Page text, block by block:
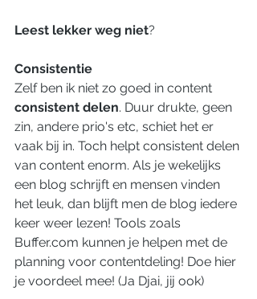
Leest lekker weg niet?
Consistentie
Zelf ben ik niet zo goed in content
consistent delen. Duur drukte, geen
zin, andere prio's etc, schiet het er
vaak bij in. Toch helpt consistent delen
van content enorm. Als je wekelijks
een blog schrijft en mensen vinden
het leuk, dan blijft men de blog iedere
keer weer lezen! Tools zoals
Buffer.com kunnen je helpen met de
planning voor contentdeling! Doe hier
je voordeel mee! (Ja Djai, jij ook)